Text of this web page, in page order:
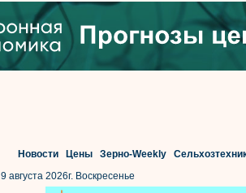
Новости Цены Зерно-Weekly
9 августа 2026г. Воскресенье